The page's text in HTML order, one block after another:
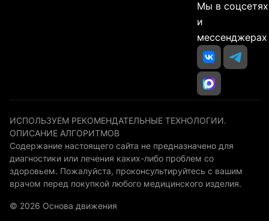
Мы в соцсетях
и
мессенджерах
ИСПОЛЬЗУЕМ РЕКОМЕНДАТЕЛЬНЫЕ ТЕХНОЛОГИИ.
ОПИСАНИЕ АЛГОРИТМОВ
Содержание настоящего сайта не предназначено для
диагностики или лечения каких-либо проблем со
здоровьем. Пожалуйста, проконсультируйтесь с вашим
врачом перед покупкой любого медицинского изделия.
© 2026 Основа движения